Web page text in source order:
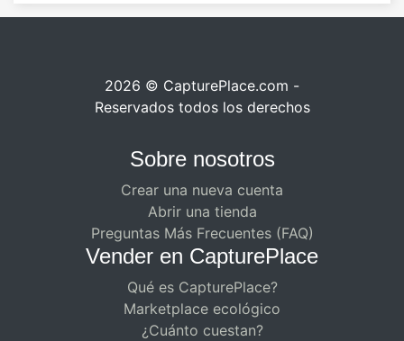
2026 © CapturePlace.com -
Reservados todos los derechos
Sobre nosotros
Crear una nueva cuenta
Abrir una tienda
Preguntas Más Frecuentes (FAQ)
Vender en CapturePlace
Qué es CapturePlace?
Marketplace ecológico
¿Cuánto cuestan?